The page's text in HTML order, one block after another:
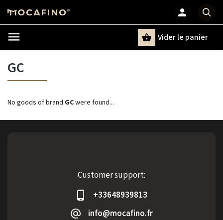
Chercher
Vider le panier
GC
No goods of brand GCwere found...
Customer support:
+33648939813
info@mocafino.fr